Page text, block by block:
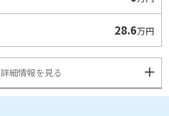
28.6万円
詳細情報を見る